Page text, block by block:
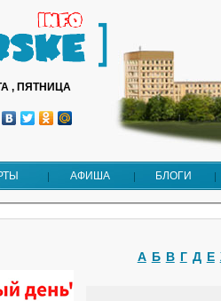
, ПЯТНИЦА
АФИША БЛОГИ
А Б В Г Д Е